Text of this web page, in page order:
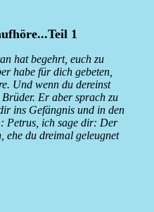
1
hat begehrt, euch zu
habe für dich gebeten,
Und wenn du dereinst
Er aber sprach zu
ins Gefängnis und in den
Petrus, ich sage dir: Der
ehe du dreimal geleugnet